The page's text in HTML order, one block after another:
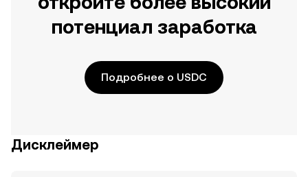
потенциал заработка
Подробнее о USDC
Дисклеймер